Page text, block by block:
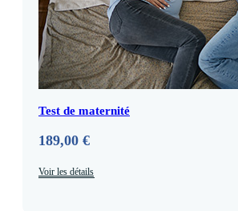
Test de maternité
189,00 €
Voir les détails